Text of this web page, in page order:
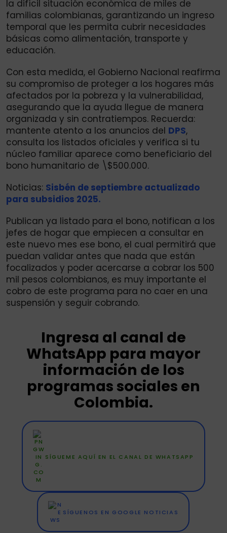
la difícil situación económica de miles de
familias colombianas, garantizando un ingreso
temporal que les permita cubrir necesidades
básicas como alimentación, transporte y
educación.
Con esta medida, el Gobierno Nacional reafirma
su compromiso de proteger a los hogares más
afectados por la pobreza y la vulnerabilidad,
asegurando que la ayuda llegue de manera
organizada y sin contratiempos. Recuerda:
mantente atento a los anuncios del DPS,
consulta los listados oficiales y verifica si tu
núcleo familiar aparece como beneficiario del
bono humanitario de \$500.000.
Noticias: Sisbén de septiembre actualizado
para subsidios 2025.
Publican ya listado para el bono, notifican a los
jefes de hogar que empiecen a consultar en
este nuevo mes ese bono, el cual permitirá que
puedan validar antes que nada que están
focalizados y poder acercarse a cobrar los 500
mil pesos colombianos, es muy importante el
cobro de este programa para no caer en una
suspensión y seguir cobrando.
Ingresa al canal de
WhatsApp para mayor
información de los
programas sociales en
Colombia.
SÍGUEME AQUÍ EN EL CANAL DE WHATSAPP
SÍGUENOS EN GOOGLE NOTICIAS